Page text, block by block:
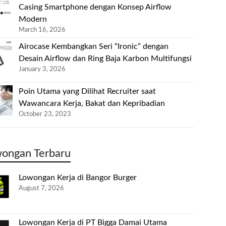
Casing Smartphone dengan Konsep Airflow
Modern
March 16, 2026
Airocase Kembangkan Seri “Ironic” dengan
Desain Airflow dan Ring Baja Karbon Multifungsi
January 3, 2026
Poin Utama yang Dilihat Recruiter saat
Wawancara Kerja, Bakat dan Kepribadian
October 23, 2023
Terbaru
Lowongan Kerja di Bangor Burger
August 7, 2026
Lowongan Kerja di PT Bigga Damai Utama